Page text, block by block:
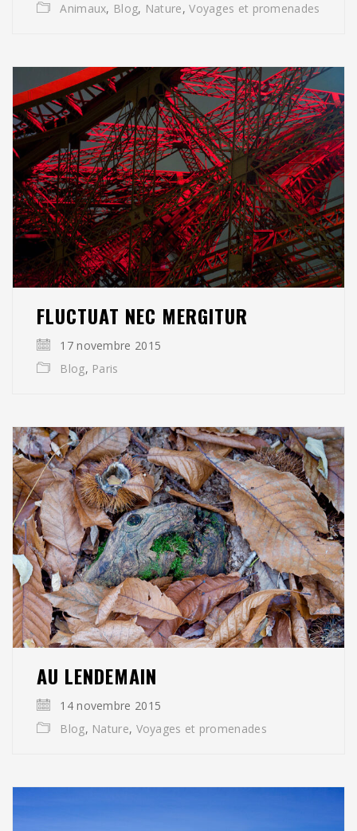
Animaux, Blog, Nature,Voyages et promenades
FLUCTUAT NEC MERGITUR
17 novembre 2015
Blog, Paris
AU LENDEMAIN
14 novembre 2015
Blog, Nature, Voyages et promenades